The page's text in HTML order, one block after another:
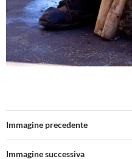
Immagine precedente
Immagine successiva